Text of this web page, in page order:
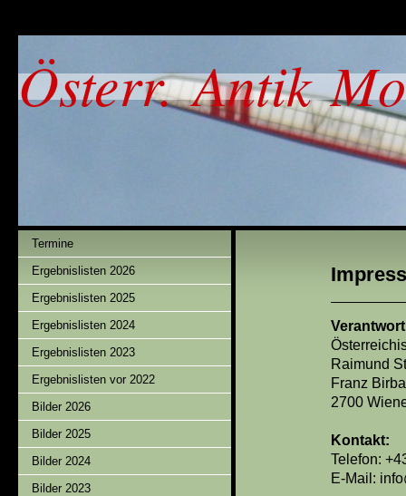
Österr. Antik
Termine
Ergebnislisten 2026
Ergebnislisten 2025
Ergebnislisten 2024
Ergebnislisten 2023
Ergebnislisten vor 2022
Bilder 2026
Bilder 2025
Bilder 2024
Bilder 2023
Raimund
Franz
2700
Kontakt:
Telefon:
E-Mail: